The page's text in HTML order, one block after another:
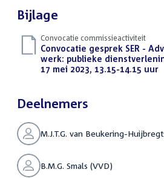
Bijlage
Convocatie commissieactiviteit
Download
bestand:
Convocatie gesprek SER -
werk: publieke
17 mei 2023, 13.15-14.15 uur
Deelnemers
M.J.T.G. van Beukering-
B.M.G. Smals (VVD)